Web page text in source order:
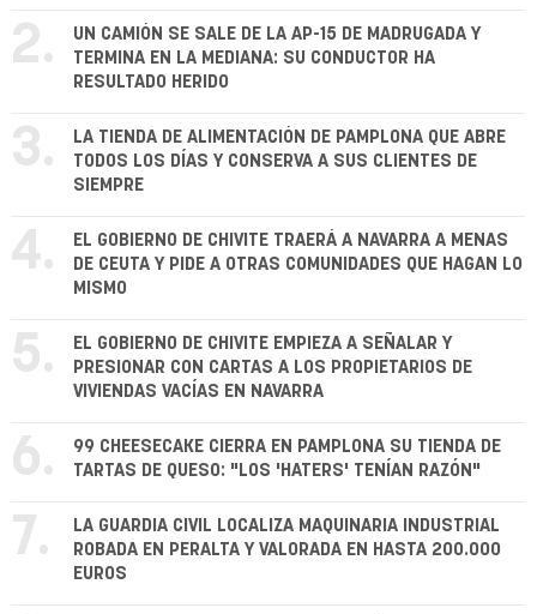
2.
UN CAMIÓN SE SALE DE LA AP-15 DE MADRUGADA Y
TERMINA EN LA MEDIANA: SU CONDUCTOR HA
RESULTADO HERIDO
3.
LA TIENDA DE ALIMENTACIÓN DE PAMPLONA QUE ABRE
TODOS LOS DÍAS Y CONSERVA A SUS CLIENTES DE
SIEMPRE
4.
EL GOBIERNO DE CHIVITE TRAERÁ A NAVARRA A MENAS
DE CEUTA Y PIDE A OTRAS COMUNIDADES QUE HAGAN LO
MISMO
5.
EL GOBIERNO DE CHIVITE EMPIEZA A SEÑALAR Y
PRESIONAR CON CARTAS A LOS PROPIETARIOS DE
VIVIENDAS VACÍAS EN NAVARRA
6.
99 CHEESECAKE CIERRA EN PAMPLONA SU TIENDA DE
TARTAS DE QUESO: "LOS 'HATERS' TENÍAN RAZÓN"
7.
LA GUARDIA CIVIL LOCALIZA MAQUINARIA INDUSTRIAL
ROBADA EN PERALTA Y VALORADA EN HASTA 200.000
EUROS